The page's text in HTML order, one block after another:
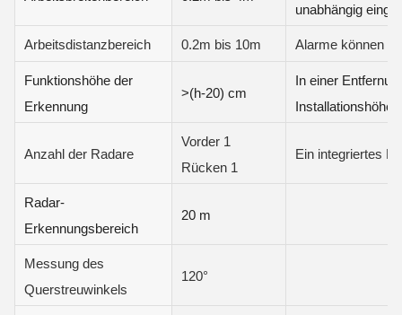
unabhängig
Arbeitsdistanzbereich 0.2m bis 10m Alarme können
Funktionshöhe der
Erkennung
>(h-20) cm
In einer
Installationshöhe
Anzahl der Radare
Vorder 1
Rücken 1
Ein integriertes
Radar-
Erkennungsbereich
20 m
Messung des
Querstreuwinkels
120°